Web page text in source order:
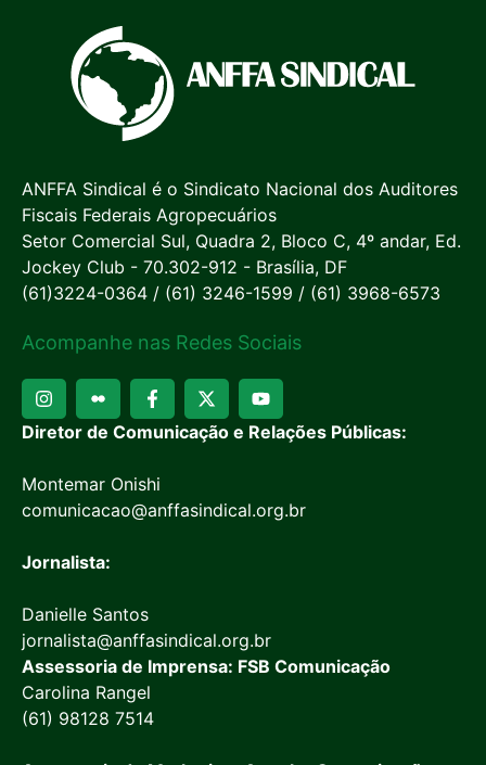
ANFFA Sindical é o Sindicato Nacional dos Auditores
Fiscais Federais Agropecuários
Setor Comercial Sul, Quadra 2, Bloco C, 4º andar, Ed.
Jockey Club - 70.302-912 - Brasília, DF
(61)3224-0364 / (61) 3246-1599 / (61) 3968-6573
Acompanhe nas Redes Sociais
Diretor de Comunicação e Relações Públicas:
Montemar Onishi
comunicacao@anffasindical.org.br
Jornalista:
Danielle Santos
jornalista@anffasindical.org.br
Assessoria de Imprensa: FSB Comunicação
Carolina Rangel
(61) 98128 7514